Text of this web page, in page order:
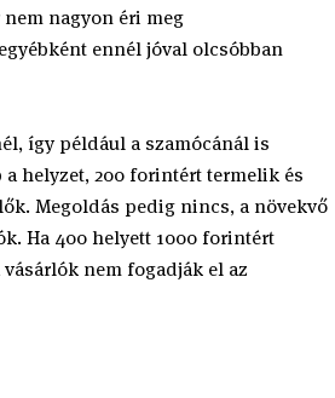
nagyon éri meg
ennél jóval olcsóbban
így például a szamócánál is
helyzet, 200 forintért termelik és
Megoldás pedig nincs, a növekvő
Ha 400 helyett 1000 forintért
nem fogadják el az